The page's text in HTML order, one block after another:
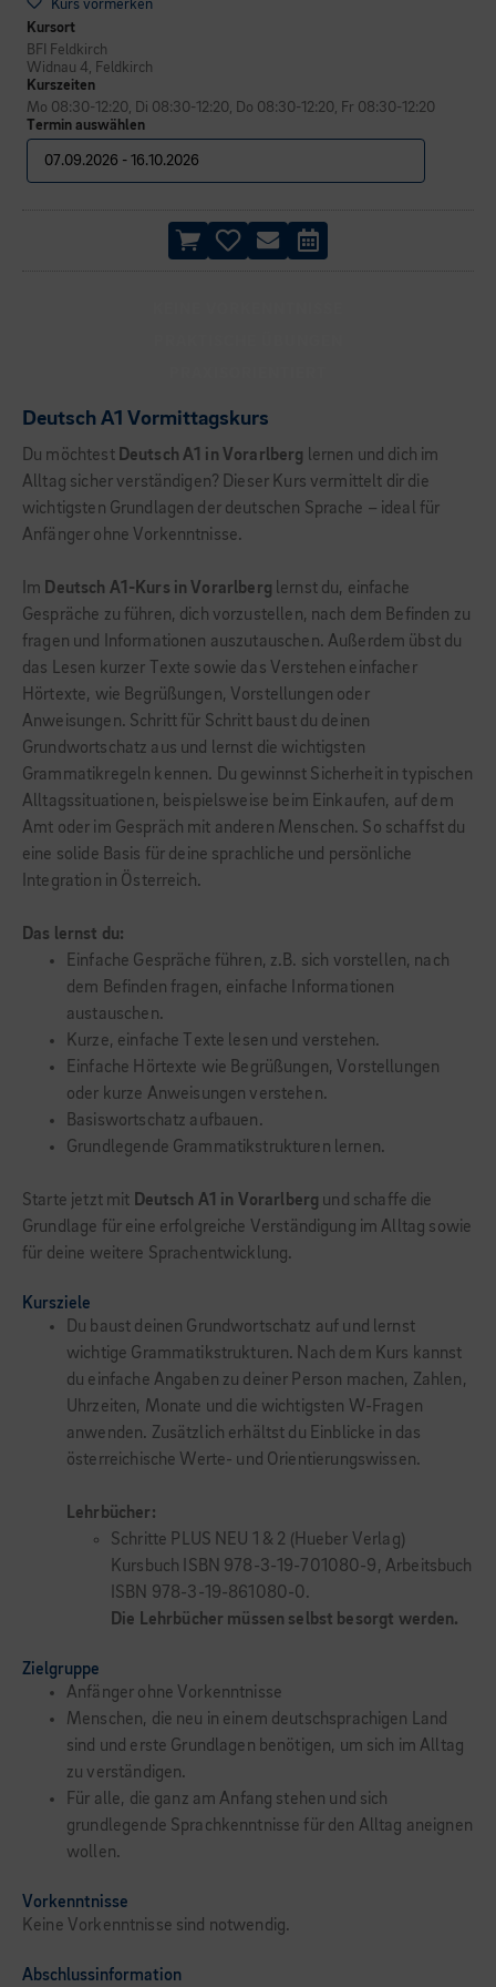
Kurs vormerken
Kursort
BFI Feldkirch
Widnau 4, Feldkirch
Termin auswählen
Kurszeiten
Mo 08:30-12:20, Di 08:30-12:20, Do 08:30-12:20, Fr 08:30-12:20
Deutsch A1 Vormittagskurs
Du möchtest Deutsch A1 in Vorarlberg lernen und dich im
Alltag sicher verständigen? Dieser Kurs vermittelt dir die
wichtigsten Grundlagen der deutschen Sprache – ideal für
Anfänger ohne Vorkenntnisse.
Im Deutsch A1-Kurs in Vorarlberg lernst du, einfache
Gespräche zu führen, dich vorzustellen, nach dem Befinden zu
fragen und Informationen auszutauschen. Außerdem übst du
das Lesen kurzer Texte sowie das Verstehen einfacher
Hörtexte, wie Begrüßungen, Vorstellungen oder
Anweisungen. Schritt für Schritt baust du deinen
Grundwortschatz aus und lernst die wichtigsten
Grammatikregeln kennen. Du gewinnst Sicherheit in typischen
Alltagssituationen, beispielsweise beim Einkaufen, auf dem
Amt oder im Gespräch mit anderen Menschen. So schaffst du
eine solide Basis für deine sprachliche und persönliche
Integration in Österreich.
Das lernst du:
Einfache Gespräche führen, z.B. sich vorstellen, nach
dem Befinden fragen, einfache Informationen
austauschen.
Kurze, einfache Texte lesen und verstehen.
Einfache Hörtexte wie Begrüßungen, Vorstellungen
oder kurze Anweisungen verstehen.
Basiswortschatz aufbauen.
Grundlegende Grammatikstrukturen lernen.
Starte jetzt mit Deutsch A1 in Vorarlberg und schaffe die
Grundlage für eine erfolgreiche Verständigung im Alltag sowie
für deine weitere Sprachentwicklung.
Kursziele
Du baust deinen Grundwortschatz auf und lernst
wichtige Grammatikstrukturen. Nach dem Kurs kannst
du einfache Angaben zu deiner Person machen, Zahlen,
Uhrzeiten, Monate und die wichtigsten W-Fragen
anwenden. Zusätzlich erhältst du Einblicke in das
österreichische Werte- und Orientierungswissen.
Lehrbücher:
Schritte PLUS NEU 1 & 2 (Hueber Verlag)
Kursbuch ISBN 978-3-19-701080-9, Arbeitsbuch
ISBN 978-3-19-861080-0.
Die Lehrbücher müssen selbst besorgt werden.
Zielgruppe
Anfänger ohne Vorkenntnisse
Menschen, die neu in einem deutschsprachigen Land
sind und erste Grundlagen benötigen, um sich im Alltag
zu verständigen.
Für alle, die ganz am Anfang stehen und sich
grundlegende Sprachkenntnisse für den Alltag aneignen
wollen.
Vorkenntnisse
Keine Vorkenntnisse sind notwendig.
Abschlussinformation